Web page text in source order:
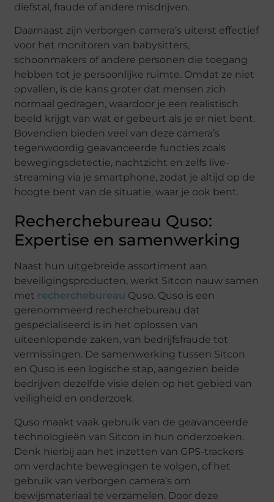
diefstal, fraude of andere misdrijven.
Daarnaast zijn verborgen camera’s uiterst effectief
voor het monitoren van babysitters,
schoonmakers of andere personen die toegang
hebben tot je persoonlijke ruimte. Omdat ze niet
opvallen, is de kans groter dat mensen zich
normaal gedragen, waardoor je een realistisch
beeld krijgt van wat er gebeurt als je er niet bent.
Bovendien bieden veel van deze camera’s
tegenwoordig geavanceerde functies zoals
bewegingsdetectie, nachtzicht en zelfs live-
streaming via je smartphone, zodat je altijd op de
hoogte bent van de situatie, waar je ook bent.
Recherchebureau Quso:
Expertise en samenwerking
Naast hun uitgebreide assortiment aan
beveiligingsproducten, werkt Sitcon nauw samen
met recherchebureau Quso. Quso is een
gerenommeerd recherchebureau dat
gespecialiseerd is in het oplossen van
uiteenlopende zaken, van bedrijfsfraude tot
vermissingen. De samenwerking tussen Sitcon
en Quso is een logische stap, aangezien beide
bedrijven dezelfde visie delen op het gebied van
veiligheid en onderzoek.
Quso maakt vaak gebruik van de geavanceerde
technologieën van Sitcon in hun onderzoeken.
Denk hierbij aan het inzetten van GPS-trackers
om verdachte bewegingen te volgen, of het
gebruik van verborgen camera’s om
bewijsmateriaal te verzamelen. Door deze